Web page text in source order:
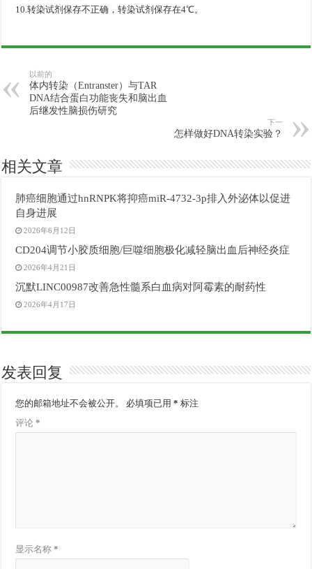
10.转染试剂保存不正确，转染试剂保存在4℃。
以前的
体内转染（Entranster）与TAR
DNA结合蛋白功能丧失和脑出血
后继发性脑损伤研究
下一
怎样做好DNA转染实验？
相关文章
肺癌细胞通过hnRNPK将抑癌miR-4732-3p排入外泌体以促进
自身进展
2026年6月12日
CD204调节小胶质细胞/巨噬细胞极化减轻脑出血后神经炎症
2026年4月21日
沉默LINC00987改善急性髓系白血病对阿霉素的耐药性
2026年4月17日
发表回复
您的邮箱地址不会被公开。 必填项已用* 标注
评论*
显示名称*